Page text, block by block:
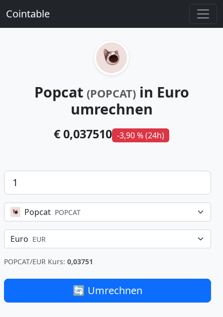
Cointable
Popcat (POPCAT)in Euro
umrechnen
€ 0,037510 -3,90 % (24h)
Betrag
Popcat POPCAT
Euro EUR
POPCAT/EUR Kurs: 0,03751
🔄 Umrechnen